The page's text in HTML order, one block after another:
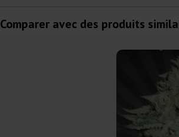
Comparer avec des produits